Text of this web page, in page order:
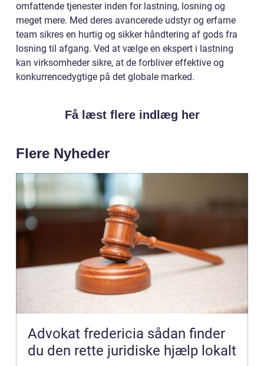
omfattende tjenester inden for lastning, losning og
meget mere. Med deres avancerede udstyr og erfarne
team sikres en hurtig og sikker håndtering af gods fra
losning til afgang. Ved at vælge en ekspert i lastning
kan virksomheder sikre, at de forbliver effektive og
konkurrencedygtige på det globale marked.
Få læst flere indlæg her
Flere Nyheder
Advokat fredericia sådan finder
du den rette juridiske hjælp lokalt